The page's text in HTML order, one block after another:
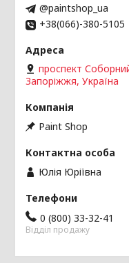
@paintshop_ua
+38(066)-380-5105
проспект
Запоріжжя, Україна
Paint Shop
Юлія Юріївна
0 (800) 33-32-41
Відділ продажу